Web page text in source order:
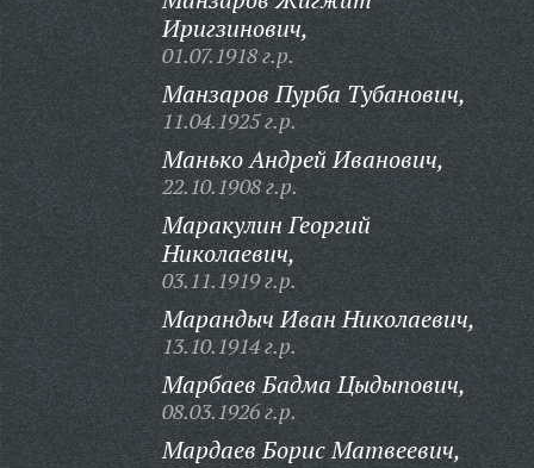
Иригзинович,
01.07.1918 г.р.
Манзаров Пурба Тубанович,
11.04.1925 г.р.
Манько Андрей Иванович,
22.10.1908 г.р.
Маракулин Георгий
Николаевич,
03.11.1919 г.р.
Марандыч Иван Николаевич,
13.10.1914 г.р.
Марбаев Бадма Цыдыпович,
08.03.1926 г.р.
Мардаев Борис Матвеевич,